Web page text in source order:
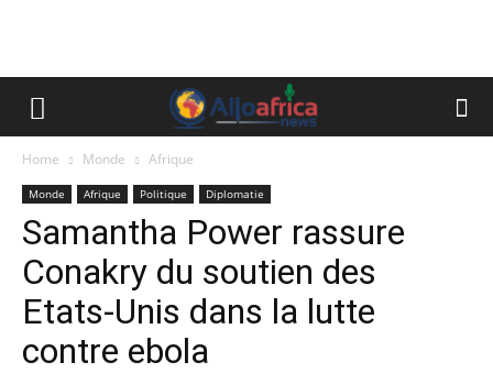
Home Monde Afrique
Monde Afrique Politique Diplomatie
Samantha Power rassure
Conakry du soutien des
Etats-Unis dans la lutte
contre ebola